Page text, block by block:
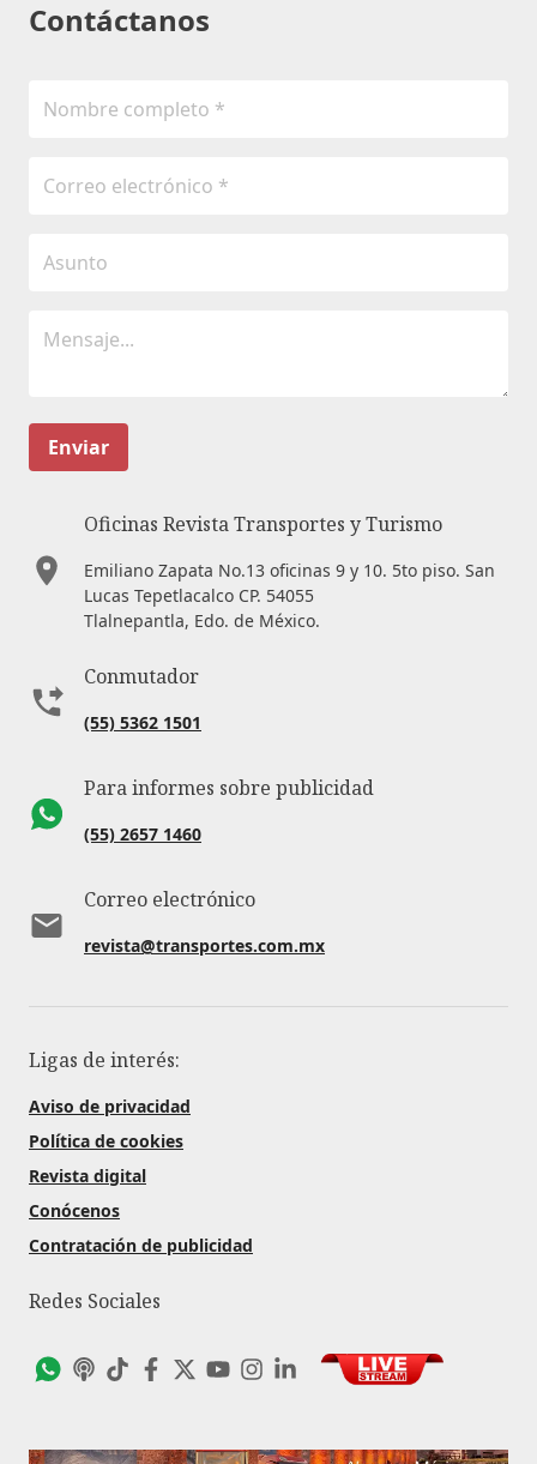
Contáctanos
Enviar
Oficinas Revista Transportes y Turismo
Emiliano Zapata No.13 oficinas 9 y 10. 5to piso. San
Lucas Tepetlacalco CP. 54055
Tlalnepantla, Edo. de México.
Conmutador
(55) 5362 1501
Para informes sobre publicidad
(55) 2657 1460
Correo electrónico
revista@transportes.com.mx
Ligas de interés:
Aviso de privacidad
Política de cookies
Revista digital
Conócenos
Contratación de publicidad
Redes Sociales